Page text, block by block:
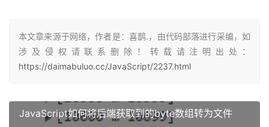
本文章来源于网络，作者是：喜鹊.，由代码部落进行采编，如
涉及侵权请联系删除！转载请注明出处：
https://daimabuluo.cc/JavaScript/2237.html
JavaScript如何将后端获取到的byte数组转为文件